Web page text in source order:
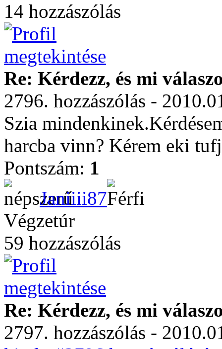
14 hozzászólás
Re: Kérdezz, és mi
2796. hozzászólás -
Szia
harcba vinn? Kérem eki
Pontszám: 1
Janiiii87
Végzetúr
59 hozzászólás
Re: Kérdezz, és mi
2797. hozzászólás -